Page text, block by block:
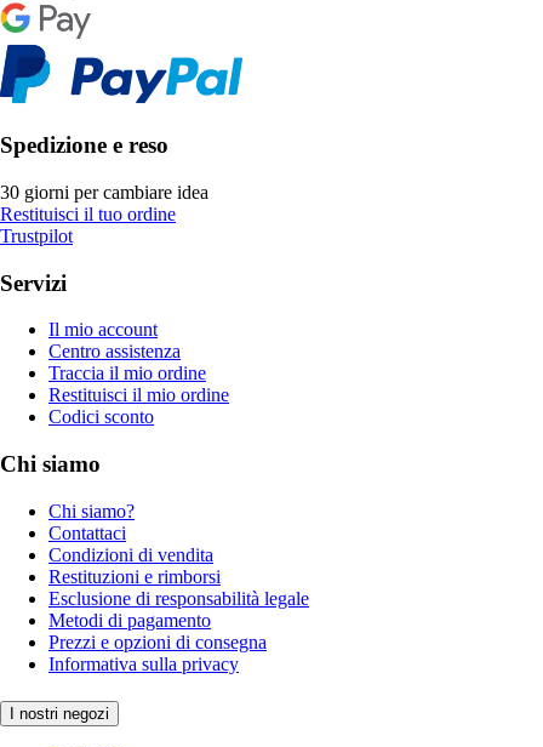
Spedizione e reso
30 giorni per cambiare idea
Restituisci il tuo ordine
Trustpilot
Servizi
Il mio account
Centro assistenza
Traccia il mio ordine
Restituisci il mio ordine
Codici sconto
Chi siamo
Chi siamo?
Contattaci
Condizioni di vendita
Restituzioni e rimborsi
Esclusione di responsabilità legale
Metodi di pagamento
Prezzi e opzioni di consegna
Informativa sulla privacy
I nostri negozi